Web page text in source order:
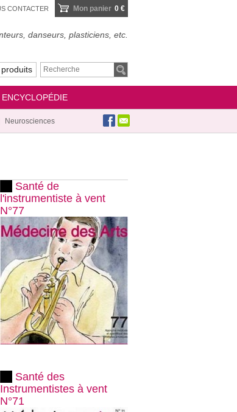
CONTACTER Mon panier 0 €
danseurs, plasticiens, etc.
ENCYCLOPÉDIE
Neurosciences
Santé de
l'instrumentiste à vent
N°77
Santé des
Instrumentistes à vent
N°71